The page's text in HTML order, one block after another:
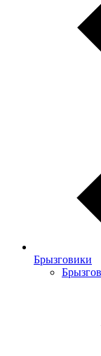
Брызговики